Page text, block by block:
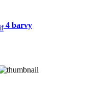
4 barvy